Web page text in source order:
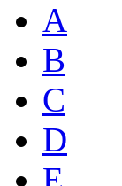
A
B
C
D